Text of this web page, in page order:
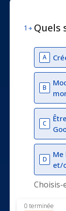
1 Quels
A
B
C
D
Me
et/
0 terminée